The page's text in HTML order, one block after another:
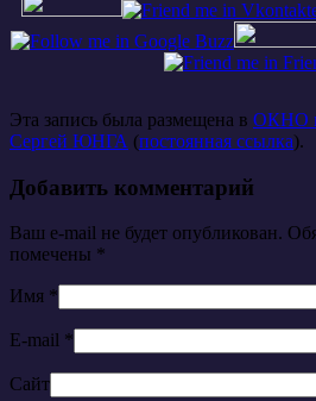
Эта запись была размещена в ОКНО
Сергей ЮНГА (постоянная ссылка).
Добавить комментарий
Ваш e-mail не будет опубликован.
помечены *
Имя *
E-mail *
Сайт